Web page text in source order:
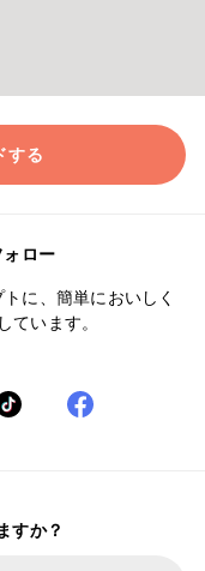
する
ォロー
に、簡単においしく
ています。
すか？